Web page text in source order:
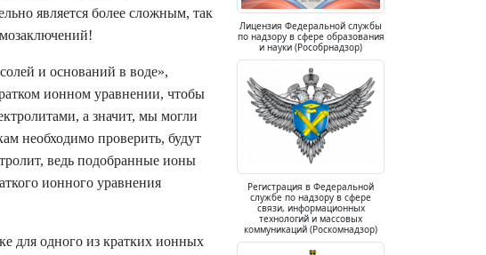
является более сложным, так
и оснований в воде»,
ионном уравнении, чтобы
а значит, мы могли
необходимо проверить, будут
ведь подобранные ионы
ионного уравнения
для одного из кратких ионных
Лицензия Федеральной службы
по надзору в сфере образования
и науки (Рособрнадзор)
Регистрация в Федеральной
службе по надзору в сфере
связи, информационных
технологий и массовых
коммуникаций (Роскомнадзор)